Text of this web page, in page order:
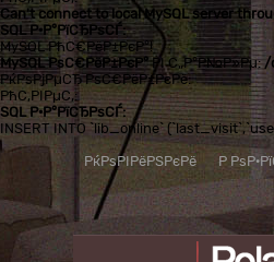
Can't connect to local MySQL server
SQL Р·Р°РїСЂРѕСЃ:
MySQL РћС€РёР±РєР°!
MySQL РѕС€РёР±РєР°РІ С„Р°Р№Р»Рµ:/
РќРѕРјРµСЂ РѕС€РёР±РєРё:
РћС‚РІРµС‚:
SQL Р·Р°РїСЂРѕСЃ:
INSERT INTO `lib_online`
РќРѕРІРёРЅРєРё
Р